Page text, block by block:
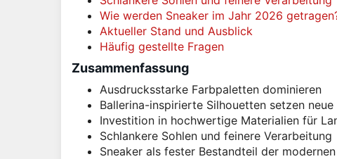
Wie werden Sneaker im Jahr 2026
Aktueller Stand und Ausblick
Häufig gestellte Fragen
Zusammenfassung
Ausdrucksstarke Farbpaletten dominieren
Ballerina-inspirierte Silhouetten setzen
Investition in hochwertige Materialien für
Schlankere Sohlen und feinere Verarbeitung
Sneaker als fester Bestandteil der